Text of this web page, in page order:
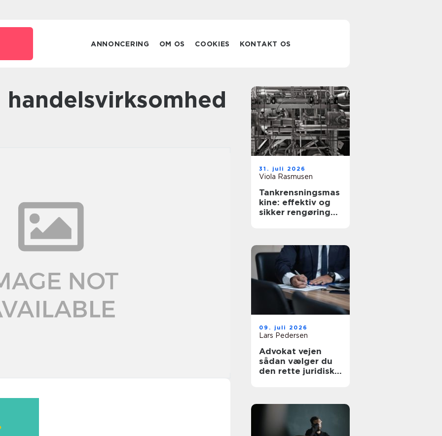
ANNONCERING OM OS COOKIES KONTAKT OS
31. juli 2026
Viola Rasmusen
Tankrensningsmas
kine: effektiv og
sikker rengøring
09. juli 2026
Lars Pedersen
Advokat vejen
sådan vælger du
den rette juridiske